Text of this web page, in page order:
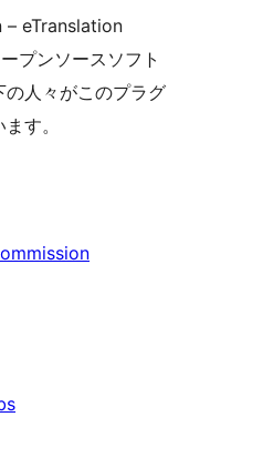
– eTranslation
プンソースソフト
の人々がこのプラグ
す。